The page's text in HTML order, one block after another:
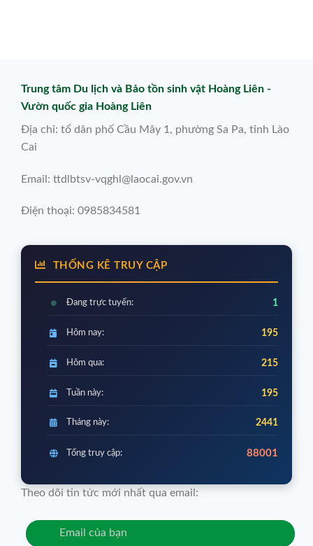
Trung tâm Du lịch và Bảo tồn sinh vật Hoàng Liên -
Vườn quốc gia Hoàng Liên
Địa chỉ: tổ dân phố Cầu Mây 1, phường Sa Pa, tỉnh Lào
Cai
Email: ttdlbtsv-vqghl@laocai.gov.vn
Điện thoại: 0985834581
THỐNG KÊ TRUY CẬP
Đang trực tuyến: 1
Hôm nay: 195
Hôm qua: 215
Tuần này: 195
Tháng này: 2441
Tổng truy cập: 88001
Theo dõi tin tức mới nhất qua email: